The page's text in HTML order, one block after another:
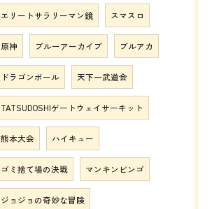
エリートサラリーマン鏡 スマスロ
原神 ブルーアーカイブ ブルアカ
ドラゴンボール 天下一武道会
TATSUDOSHIゲートウェイサーキット
熊本大会 ハイキュー
ゴミ捨て場の決戦 マンキンビンゴ
ジョジョの奇妙な冒険